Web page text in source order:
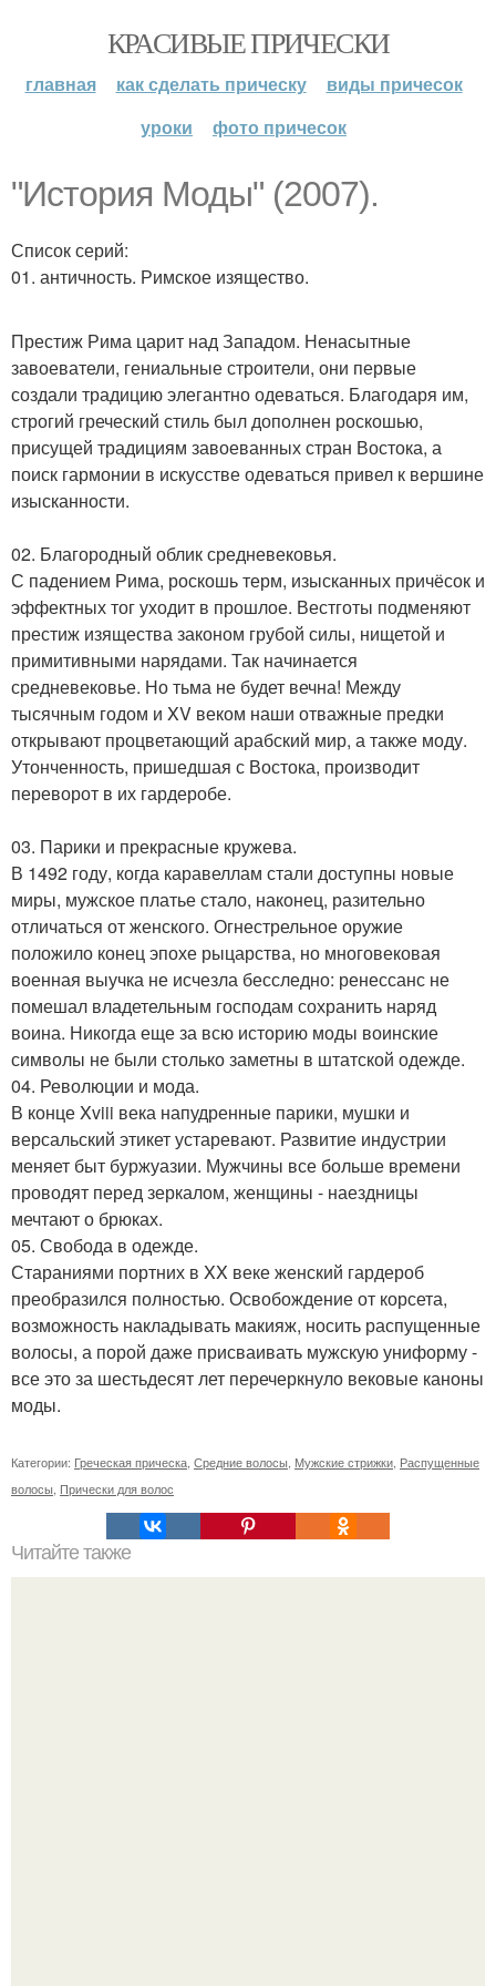
КРАСИВЫЕ ПРИЧЕСКИ
главная как сделать прическу
виды причесок
уроки
фото причесок
"История Моды" (2007).
Список серий:
01. античность. Римское изящество.
Престиж Рима царит над Западом. Ненасытные
завоеватели, гениальные строители, они первые
создали традицию элегантно одеваться. Благодаря им,
строгий греческий стиль был дополнен роскошью,
присущей традициям завоеванных стран Востока, а
поиск гармонии в искусстве одеваться привел к вершине
изысканности.
02. Благородный облик средневековья.
С падением Рима, роскошь терм, изысканных причёсок и
эффектных тог уходит в прошлое. Вестготы подменяют
престиж изящества законом грубой силы, нищетой и
примитивными нарядами. Так начинается
средневековье. Но тьма не будет вечна! Между
тысячным годом и XV веком наши отважные предки
открывают процветающий арабский мир, а также моду.
Утонченность, пришедшая с Востока, производит
переворот в их гардеробе.
03. Парики и прекрасные кружева.
В 1492 году, когда каравеллам стали доступны новые
миры, мужское платье стало, наконец, разительно
отличаться от женского. Огнестрельное оружие
положило конец эпохе рыцарства, но многовековая
военная выучка не исчезла бесследно: ренессанс не
помешал владетельным господам сохранить наряд
воина. Никогда еще за всю историю моды воинские
символы не были столько заметны в штатской одежде.
04. Революции и мода.
В конце Xviii века напудренные парики, мушки и
версальский этикет устаревают. Развитие индустрии
меняет быт буржуазии. Мужчины все больше времени
проводят перед зеркалом, женщины - наездницы
мечтают о брюках.
05. Свобода в одежде.
Стараниями портних в XX веке женский гардероб
преобразился полностью. Освобождение от корсета,
возможность накладывать макияж, носить распущенные
волосы, а порой даже присваивать мужскую униформу -
все это за шестьдесят лет перечеркнуло вековые каноны
моды.
Категории: Греческая прическа Средние волосы Мужские стрижки Распущенные
волосы Прически для волос
Читайте также